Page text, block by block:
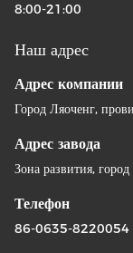
8:00-21:00
Наш адрес
Адрес компании
Город Ляоченг,
Адрес завода
Зона развития,
Телефон
86-0635-8220054